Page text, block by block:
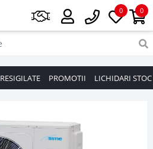
0
0
RESIGILATE PROMOTII LICHIDARI STOC